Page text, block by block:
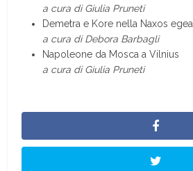
a cura di Giulia Pruneti
Demetra e Kore nella Naxos egea
a cura di Debora Barbagli
Napoleone da Mosca a Vilnius
a cura di Giulia Pruneti